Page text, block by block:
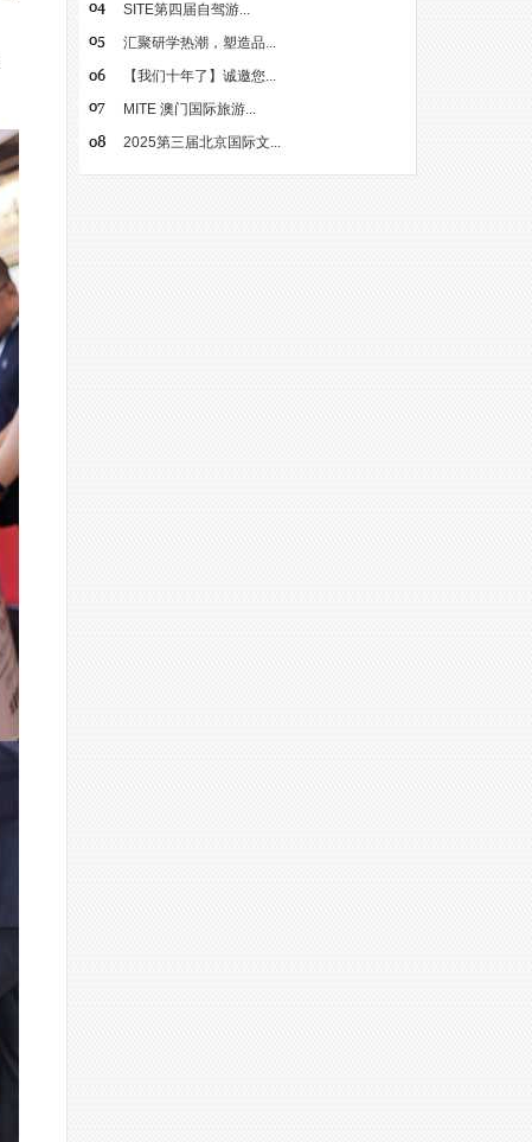
SITE第四届自驾游...
汇聚研学热潮，塑造品...
【我们十年了】诚邀您...
MITE 澳门国际旅游...
2025第三届北京国际文...